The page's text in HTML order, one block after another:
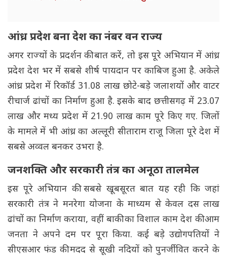
आंध्र प्रदेश बना देश का नंबर वन राज्य
अगर राज्यों के प्रदर्शन की बात करें, तो इस पूरे अभियान में आंध्र
प्रदेश देश भर में सबसे शीर्ष पायदान पर काबिज हुआ है. अकेले
आंध्र प्रदेश में रिकॉर्ड 31.08 लाख छोटे-बड़े जलाशयों और वाटर
रीचार्ज ढांचों का निर्माण हुआ है. इसके बाद छत्तीसगढ़ में 23.07
लाख और मध्य प्रदेश में 21.90 लाख काम पूरे किए गए. जिलों
के मामले में भी आंध्र का अल्लूरी सीताराम राजू जिला पूरे देश में
सबसे अव्वल बनकर उभरा है.
जनशक्ति और सरकारी तंत्र का अनूठा तालमेल
इस पूरे अभियान की सबसे खूबसूरत बात यह रही कि जहां
सरकारी तंत्र ने मनरेगा योजना के माध्यम से केवल दस लाख
ढांचों का निर्माण कराया, वहीं बाकी का विशाल काम देश की आम
जनता ने अपने दम पर पूरा किया. कई बड़े उद्योगपतियों ने
सीएसआर फंड की मदद से सूखी नदियों को पुनर्जीवित करने के